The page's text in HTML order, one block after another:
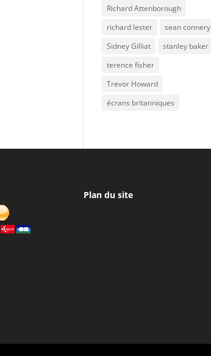
Richard Attenborough
richard lester
sean connery
Sidney Gilliat
stanley baker
terence fisher
Trevor Howard
écrans britanniques
Plan du site